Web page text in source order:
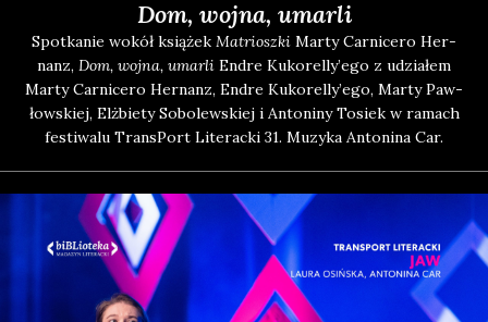
Dom, wojna, umarli
Spo­tka­nie wokół ksią­żek Matriosz­ki Mar­ty Car­ni­ce­ro Her­
nanz, Dom, woj­na, umar­li Endre Kuko­rel­ly­’e­go z udzia­łem
Mar­ty Car­ni­ce­ro Her­nanz, Endre Kuko­rel­ly­’e­go, Mar­ty Paw­
łow­skiej, Elż­bie­ty Sobo­lew­skiej i Anto­ni­ny Tosiek w ramach
festi­wa­lu Trans­Port Lite­rac­ki 31. Muzy­ka Anto­ni­na Car.